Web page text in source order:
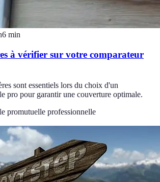
6 min
à vérifier sur votre comparateur
sont essentiels lors du choix d'un
pro pour garantir une couverture optimale.
promutuelle professionnelle